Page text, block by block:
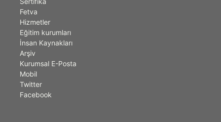
Fetva
Hizmetler
Eğitim kurumları
İnsan Kaynakları
Arşiv
Kurumsal E-Posta
Mobil
Twitter
Facebook